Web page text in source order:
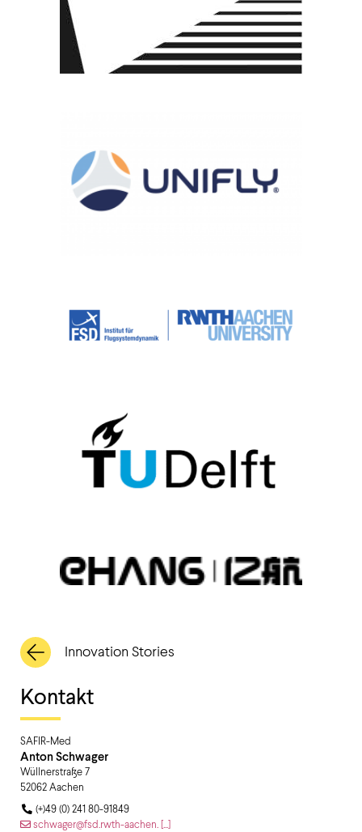
Innovation Stories
Kontakt
SAFIR-Med
AntonSchwager
Wüllnerstraße 7
52062Aachen
(+)49 (0) 241 80-91849
schwager@fsd.rwth-aachen. [...]